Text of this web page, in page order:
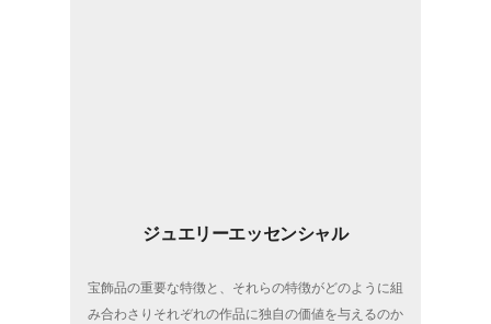
ジュエリーエッセンシャル
宝飾品の重要な特徴と、それらの特徴がどのように組
み合わさりそれぞれの作品に独自の価値を与えるのか